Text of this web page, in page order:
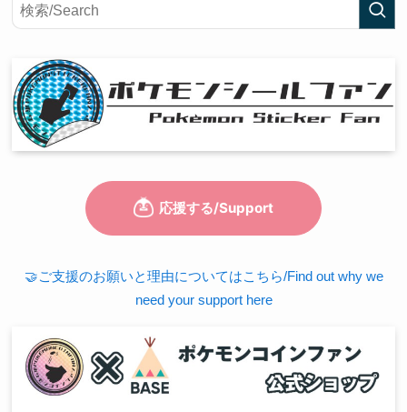
🤝ご支援のお願いと理由についてはこちら/Find out why we
need your support here